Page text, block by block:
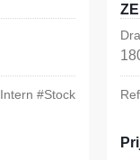
Intern #Stock